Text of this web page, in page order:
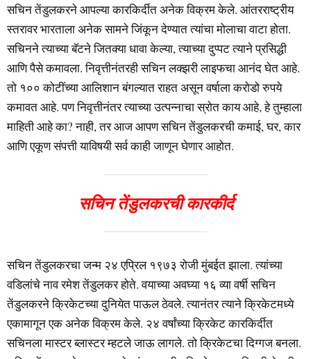
सचिन तेंडुलकरने आपल्या कारकिर्दीत अनेक विक्रम केले. आंतरराष्ट्रीय
स्तरावर भारताला अनेक सामने जिंकून देण्यात त्यांचा मोलाचा वाटा होता.
सचिनने त्याच्या बॅटने जितक्या धावा केल्या, त्याच्या दुप्पट त्याने प्रसिद्धी
आणि पैसे कमावला. निवृत्तीनंतरही सचिन लक्झरी लाइफचा आनंद घेत आहे.
तो १०० कोटींच्या आलिशान बंगल्यात राहत असून वर्षाला करोडो रुपये
कमावत आहे. पण निवृत्तीनंतर त्याच्या उत्पन्नाचा स्रोत काय आहे, हे तुम्हाला
माहिती आहे का? नाही, तर आज आपण सचिन तेंडुलकरची कमाई, घर, कार
आणि एकूण संपत्ती याविषयी सर्व काही जाणून घेणार आहोत.
सचिन तेंडुलकरची कारकीर्द
सचिन तेंडुलकरचा जन्म २४ एप्रिल १९७३ रोजी मुंबईत झाला. त्यांच्या
वडिलांचे नाव रमेश तेंडुलकर होते. वयाच्या अवघ्या १६ व्या वर्षी सचिन
तेंडुलकरने क्रिकेटच्या दुनियेत पाऊल ठेवले. त्यानंतर त्याने क्रिकेटमध्ये
एकामागून एक अनेक विक्रम केले. २४ वर्षांच्या क्रिकेट कारकिर्दीत
सचिनला मास्टर ब्लास्टर म्हटले जाऊ लागले. तो क्रिकेटचा दिग्गज बनला.